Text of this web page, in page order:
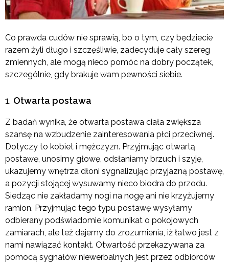
Co prawda cudów nie sprawią, bo o tym, czy będziecie
razem żyli długo i szczęśliwie, zadecyduje cały szereg
zmiennych, ale mogą nieco pomóc na dobry początek,
szczególnie, gdy brakuje wam pewności siebie.
Otwarta postawa
Z badań wynika, że otwarta postawa ciała zwiększa
szansę na wzbudzenie zainteresowania płci przeciwnej.
Dotyczy to kobiet i mężczyzn. Przyjmując otwartą
postawę, unosimy głowę, odsłaniamy brzuch i szyję,
ukazujemy wnętrza dłoni sygnalizując przyjazną postawę,
a pozycji stojącej wysuwamy nieco biodra do przodu.
Siedząc nie zakładamy nogi na nogę ani nie krzyżujemy
ramion. Przyjmując tego typu postawę wysyłamy
odbierany podświadomie komunikat o pokojowych
zamiarach, ale też dajemy do zrozumienia, iż łatwo jest z
nami nawiązać kontakt. Otwartość przekazywana za
pomocą sygnałów niewerbalnych jest przez odbiorców